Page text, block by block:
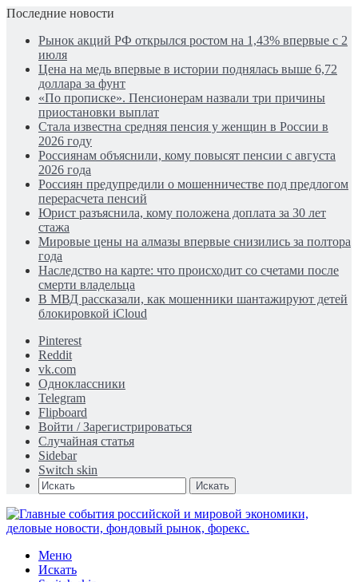
Последние новости
Рынок акций РФ открылся ростом на 1,43% впервые с 2
июля
Цена на медь впервые в истории поднялась выше 6,72
доллара за фунт
«По прописке». Пенсионерам назвали три причины
приостановки выплат
Стала известна средняя пенсия у женщин в России в
2026 году
Россиянам объяснили, кому повысят пенсии с августа
2026 года
Россиян предупредили о мошенничестве под предлогом
перерасчета пенсий
Юрист разъяснила, кому положена доплата за 30 лет
стажа
Мировые цены на алмазы впервые снизились за полтора
года
Наследство на карте: что происходит со счетами после
смерти владельца
В МВД рассказали, как мошенники шантажируют детей
блокировкой iCloud
Pinterest
Reddit
vk.com
Одноклассники
Telegram
Flipboard
Войти / Зарегистрироваться
Случайная статья
Sidebar
Switch skin
Искать
Меню
Искать